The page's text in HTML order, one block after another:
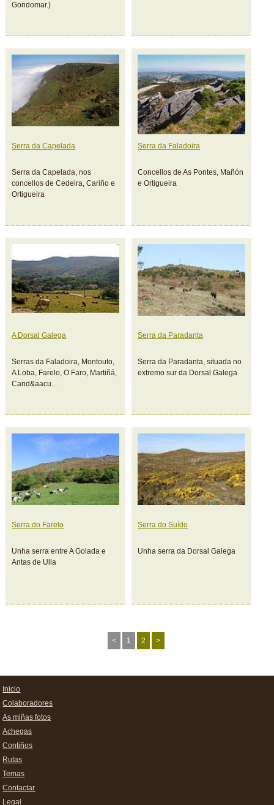
Gondomar.)
Serra da Capelada
Serra da Capelada, nos
concellos de Cedeira, Cariño e
Ortigueira
Serra da Faladoira
Concellos de As Pontes, Mañón
e Ortigueira
A Dorsal Galega
Serras da Faladoira, Montouto,
A Loba, Farelo, O Faro, Martiñá,
Cand&aacu...
Serra da Paradanta
Serra da Paradanta, situada no
extremo sur da Dorsal Galega
Serra do Farelo
Unha serra entre A Golada e
Antas de Ulla
Serra do Suído
Unha serra da Dorsal Galega
< 1 2 >
Inicio
Colaboradores
As miñas fotos
Achegas
Contiños
Rutas
Temas
Contactar
Legal